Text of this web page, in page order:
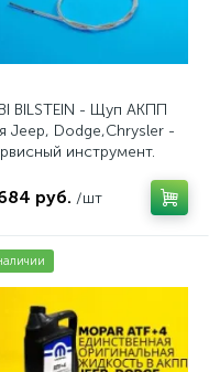
BILSTEIN - Щуп АКПП
Jeep, Dodge,Chrysler -
инструмент.
руб. /шт